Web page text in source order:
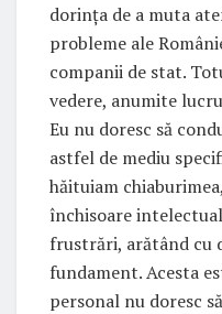
dorința de a muta
probleme ale
companii de stat.
vedere, anumite
Eu nu doresc să
astfel de mediu
hăituiam
închisoare
frustrări, arătând cu
fundament. Acesta
personal nu doresc